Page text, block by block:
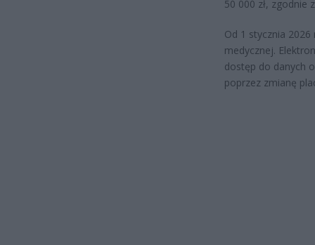
50 000 zł, zgodnie
Od 1 stycznia
medycznej.
dostęp do danych
poprzez zmianę